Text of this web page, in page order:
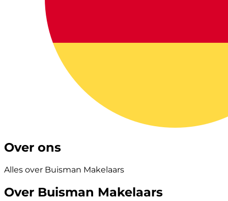
Over ons
Alles over Buisman Makelaars
Over Buisman Makelaars